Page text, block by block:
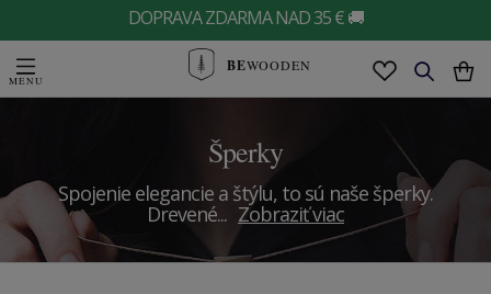
DOPRAVA ZDARMA NAD 35 € 🚚
BEWOODEN
Šperky
Spojenie elegancie a štýlu, to sú naše šperky.
Drevené... Zobraziť viac